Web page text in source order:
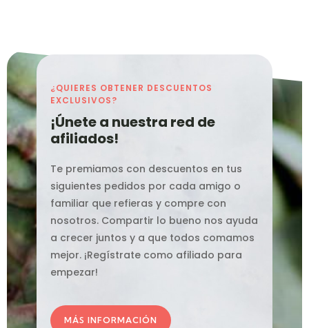
¿QUIERES OBTENER DESCUENTOS
EXCLUSIVOS?
¡Únete a nuestra red de
afiliados!
Te premiamos con descuentos en tus
siguientes pedidos por cada amigo o
familiar que refieras y compre con
nosotros. Compartir lo bueno nos ayuda
a crecer juntos y a que todos comamos
mejor. ¡Regístrate como afiliado para
empezar!
MÁS INFORMACIÓN